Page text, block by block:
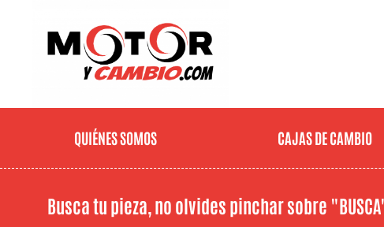
QUIÉNES SOMOS CAJAS DE CAMBIO
Busca tu pieza, no olvides pinchar sobre